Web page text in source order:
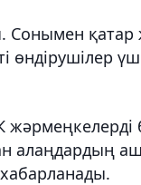
Сонымен қатар
өндірушілер
жәрмеңкелерді
алаңдардың